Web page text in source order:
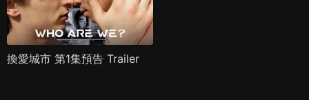
換愛城市 第1集預告 Trailer